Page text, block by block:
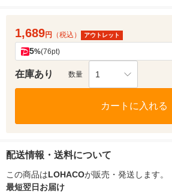
1,689円 （税込） アウトレット
5%(76pt)
在庫あり 数量 1
カートに入れる
配送情報・送料について
この商品はLOHACOが販売・発送します。
最短翌日お届け